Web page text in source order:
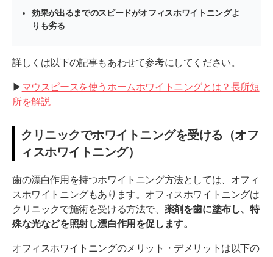
効果が出るまでのスピードがオフィスホワイトニングよ
りも劣る
詳しくは以下の記事もあわせて参考にしてください。
▶︎ マウスピースを使うホームホワイトニングとは？長所短
所を解説
クリニックでホワイトニングを受ける（オフ
ィスホワイトニング）
歯の漂白作用を持つホワイトニング方法としては、オフィ
スホワイトニングもあります。オフィスホワイトニングは
クリニックで施術を受ける方法で、 薬剤を歯に塗布し、特
殊な光などを照射し漂白作用を促します。
オフィスホワイトニングのメリット・デメリットは以下の